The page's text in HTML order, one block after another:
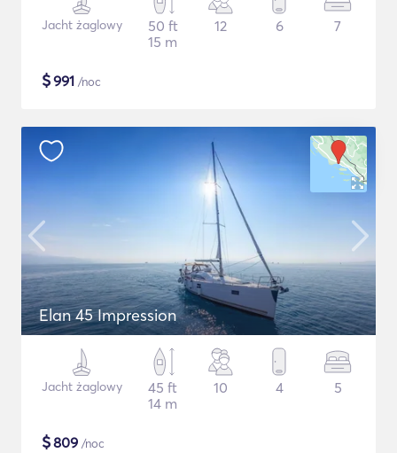
Jacht żaglowy
50 ft
15 m
12 6 7
$991 /noc
Elan 45 Impression
Jacht żaglowy
45 ft
14 m
10 4 5
$809 /noc